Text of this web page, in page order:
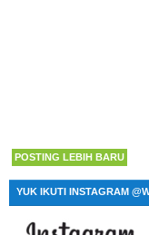
POSTING LEBIH BARU
YUK IKUTI INSTAGRAM